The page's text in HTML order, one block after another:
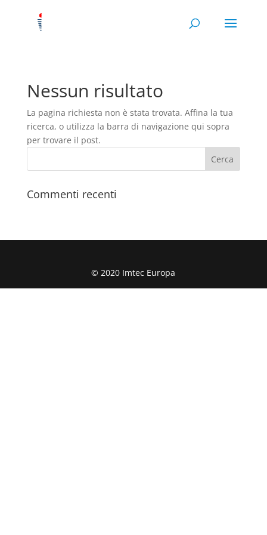
Nessun risultato
La pagina richiesta non è stata trovata. Affina la tua
ricerca, o utilizza la barra di navigazione qui sopra
per trovare il post.
Commenti recenti
© 2020 Imtec Europa